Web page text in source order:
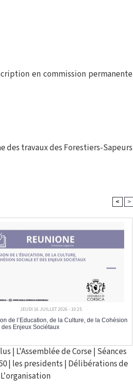
en commission permanente
des travaux des Forestiers-Sapeurs
< >
JEUDI 16 JUILLET 2026 - 10:25
de l’Education, de la Culture, de la Cohésion
Enjeux Sociétaux
| L'Assemblée de Corse| Séances
| les presidents | Délibérations de
L'organisation